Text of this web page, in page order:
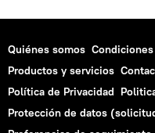
Quiénes somos
Productos y servicios
Política de Privacidad
Protección de datos